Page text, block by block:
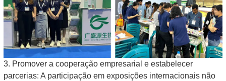
3. Promover a cooperação empresarial e estabelecer
parcerias: A participação em exposições internacionais não